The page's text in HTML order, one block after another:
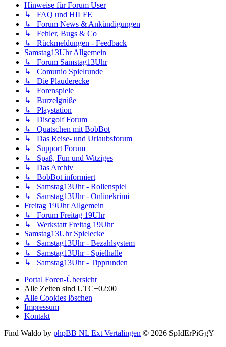
Hinweise für Forum User
↳ FAQ und HILFE
↳ Forum News & Ankündigungen
↳ Fehler, Bugs & Co
↳ Rückmeldungen - Feedback
Samstag13Uhr Allgemein
↳ Forum Samstag13Uhr
↳ Comunio Spielrunde
↳ Die Plauderecke
↳ Forenspiele
↳ Burzelgrüße
↳ Playstation
↳ Discgolf Forum
↳ Quatschen mit BobBot
↳ Das Reise- und Urlaubsforum
↳ Support Forum
↳ Spaß, Fun und Witziges
↳ Das Archiv
↳ BobBot informiert
↳ Samstag13Uhr - Rollenspiel
↳ Samstag13Uhr - Onlinekrimi
Freitag 19Uhr Allgemein
↳ Forum Freitag 19Uhr
↳ Werkstatt Freitag 19Uhr
Samstag13Uhr Spielecke
↳ Samstag13Uhr - Bezahlsystem
↳ Samstag13Uhr - Spielhalle
↳ Samstag13Uhr - Tipprunden
Portal Foren-Übersicht
Alle Zeiten sind UTC+02:00
Alle Cookies löschen
Impressum
Kontakt
Find Waldo by phpBB NL Ext Vertalingen © 2026 SpIdErPiGgY